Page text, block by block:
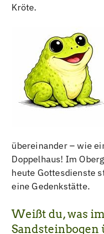
Kröte.
übereinander – wie
Doppelhaus! Im
heute Gottesdienste
eine Gedenkstätte.
Weißt du, was
Sandsteinbogen